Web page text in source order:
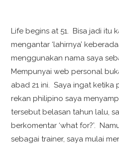
Life begins at 51. Bisa jadi itu
mengantar ‘lahirnya’
menggunakan nama saya
Mempunyai web personal
abad 21 ini. Saya ingat ketika
rekan philipino saya
tersebut belasan tahun lalu,
berkomentar ‘what for?’.
sebagai trainer, saya mulai